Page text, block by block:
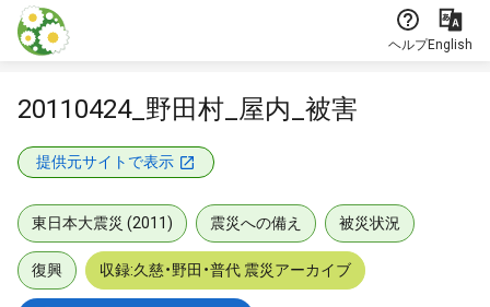
本文に飛ぶ
ヘルプEnglish
20110424_野田村_屋内_被害
提供元サイトで表示
東日本大震災 (2011) 震災への備え 被災状況
復興 収録:久慈・野田・普代 震災アーカイブ